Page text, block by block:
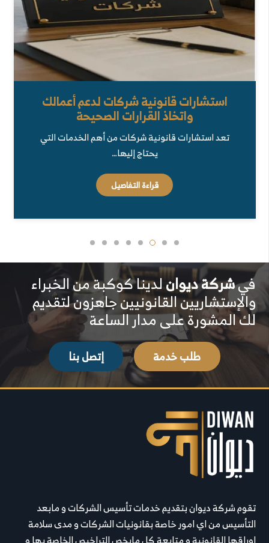
استشارات قانونية شركات لدعم أعمالك
واتخاذ القرارات الصحيحة
تعد استشارات قانونية شركات من أهم الخدمات التي
يحتاج إليها…
قراءة التفاصيل
فيشركة ديوانلدينا كوكبة من الخبراء
والإستشاريين القانونيين جاهزون لتقديم
لك المشورة على مدار الساعة
طلب خدمة إتصل بنا
تقوم شركة ديوان بتقديم خدمات تأسيس الشركات و مابعد
التأسيس من اي امور خاصة بقانونيات الشركات و مدى سلامة